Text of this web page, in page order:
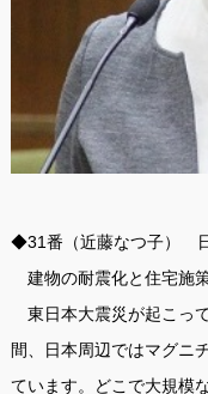
◆31番（近藤なつ子） 日
建物の耐震化と住宅施
東日本大震災が起こっ
間、日本周辺ではマグニ
ています。どこで大規模